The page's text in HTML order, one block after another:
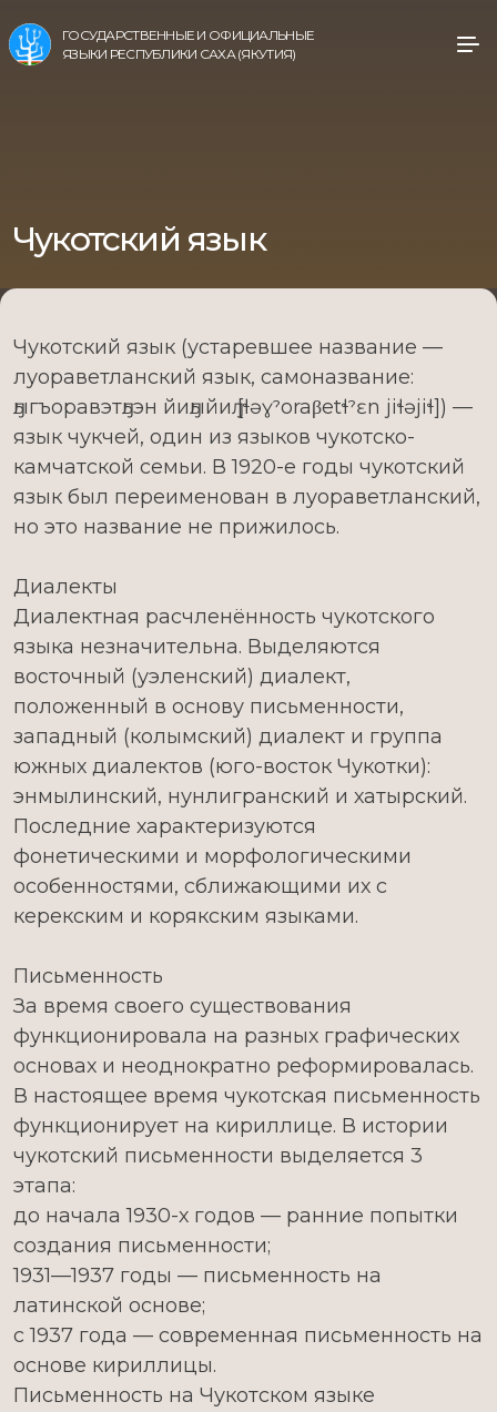
ГОСУДАРСТВЕННЫЕ И ОФИЦИАЛЬНЫЕ
ЯЗЫКИ РЕСПУБЛИКИ САХА (ЯКУТИЯ)
Чукотский язык
Чукотский язык (устаревшее название —
луораветланский язык, самоназвание:
ԓыгъоравэтԓьэн йиԓыйиԓ [ɬǝɣˀoraβetɬˀɛn jiɬǝjiɬ]) —
язык чукчей, один из языков чукотско-
камчатской семьи. В 1920-е годы чукотский
язык был переименован в луораветланский,
но это название не прижилось.
Диалекты
Диалектная расчленённость чукотского
языка незначительна. Выделяются
восточный (уэленский) диалект,
положенный в основу письменности,
западный (колымский) диалект и группа
южных диалектов (юго-восток Чукотки):
энмылинский, нунлигранский и хатырский.
Последние характеризуются
фонетическими и морфологическими
особенностями, сближающими их с
керекским и корякским языками.
Письменность
За время своего существования
функционировала на разных графических
основах и неоднократно реформировалась.
В настоящее время чукотская письменность
функционирует на кириллице. В истории
чукотский письменности выделяется 3
этапа:
до начала 1930-х годов — ранние попытки
создания письменности;
1931—1937 годы — письменность на
латинской основе;
с 1937 года — современная письменность на
основе кириллицы.
Письменность на Чукотском языке